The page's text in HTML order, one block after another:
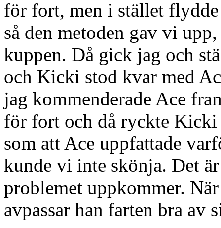
för fort, men i stället
så den metoden gav vi
kuppen. Då gick jag och
och Kicki stod kvar med
jag kommenderade Ace
för fort och då ryckte
som att Ace uppfattade
kunde vi inte skönja. Det
problemet uppkommer.
avpassar han farten bra av